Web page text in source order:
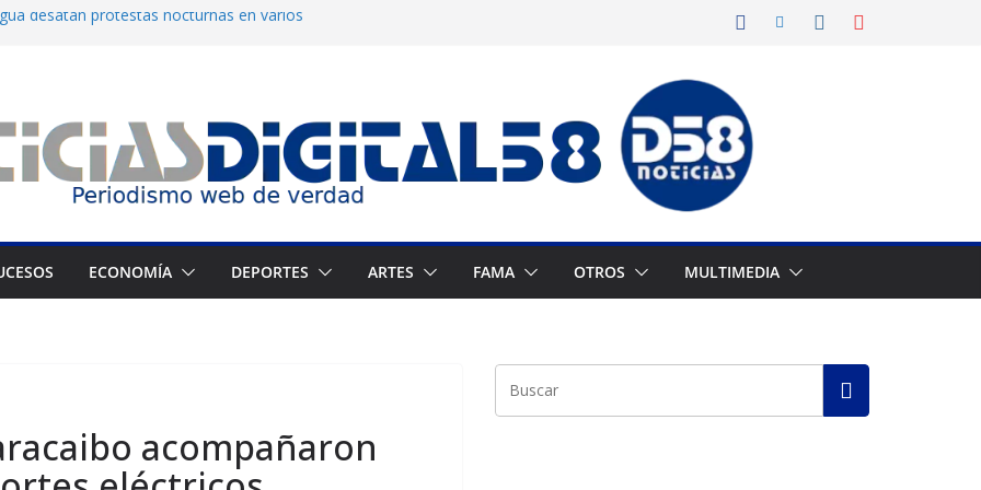
desatan protestas nocturnas en varios
culmina muestra histórica y prepara
continúan como presos políticos
ECONOMÍA DEPORTES ARTES FAMA OTROS MULTIMEDIA
acompañaron